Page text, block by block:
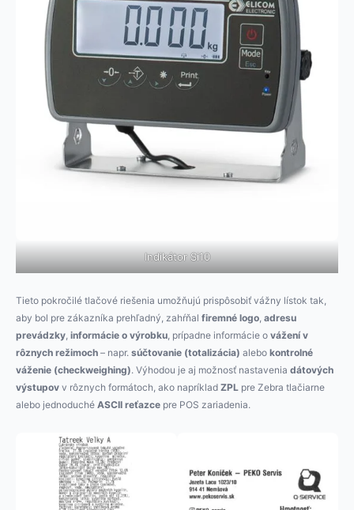
Indikátor Si10
Tieto pokročilé tlačové riešenia umožňujú prispôsobiť vážny lístok tak,
aby bol pre zákazníka prehľadný, zahŕňal firemné logo adresu
prevádzky informácie o výrobku , prípadne informácie o vážení v
rôznych režimoch – napr. súčtovanie (totalizácia) alebo kontrolné
váženie (checkweighing). Výhodou je aj možnosť nastavenia dátových
výstupov v rôznych formátoch, ako napríklad ZPL pre Zebra tlačiarne
alebo jednoduché ASCII reťazce pre POS zariadenia.